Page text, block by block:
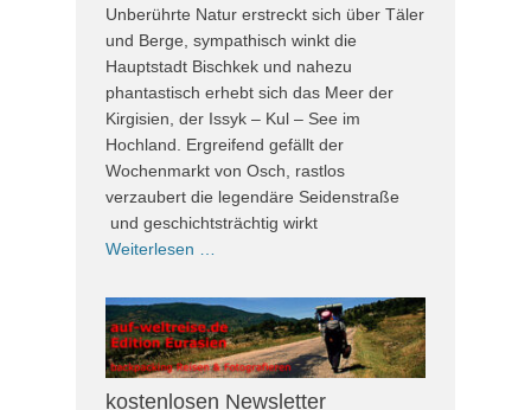
Unberührte Natur erstreckt sich über Täler
und Berge, sympathisch winkt die
Hauptstadt Bischkek und nahezu
phantastisch erhebt sich das Meer der
Kirgisien, der Issyk – Kul – See im
Hochland. Ergreifend gefällt der
Wochenmarkt von Osch, rastlos
verzaubert die legendäre Seidenstraße
und geschichtsträchtig wirkt
Weiterlesen …
kostenlosen Newsletter